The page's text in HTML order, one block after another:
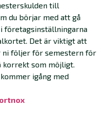
till
du börjar med att gå
företagsinställningarna
Det är viktigt att
ni följer för semestern för
korrekt som möjligt.
igång med